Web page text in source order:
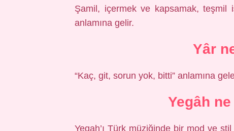
Şamil, içermek ve kapsamak,
anlamına gelir.
Yâr
“Kaç, git, sorun yok, bitti” anlamına
Yegâh
Yegah’ı Türk müziğinde bir mod ve